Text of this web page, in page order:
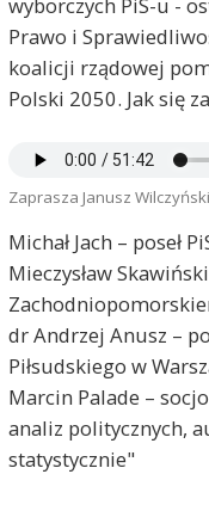
Prawo i
koalicji rządowej
Polski 2050. Jak się
Zaprasza Janusz Wilczyński
Michał Jach – poseł
Mieczysław
dr Andrzej Anusz –
Piłsudskiego w
Marcin Palade –
analiz politycznych,
statystycznie"